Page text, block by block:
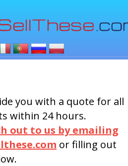
you with a quote for all
within 24 hours.
out to us by emailing
or filling out